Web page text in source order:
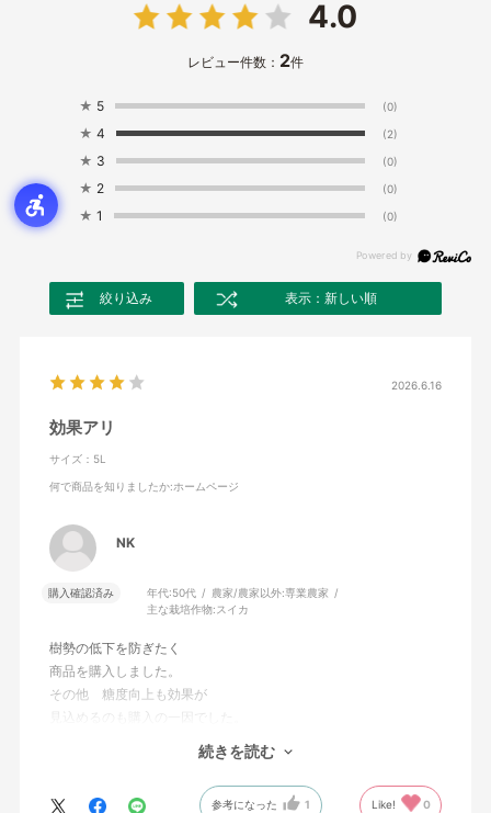
4.0
レビュー件数： 2件
★ 5 (0)
★ 4 (2)
★ 3 (0)
★ 2 (0)
★ 1 (0)
絞り込み 表示：新しい順
2026.6.16
効果アリ
サイズ：5L
何で商品を知りましたか:ホームページ
NK
購入確認済み 年代:50代 農家/農家以外:専業農家
主な栽培作物: スイカ
樹勢の低下を防ぎたく
商品を購入しました。
その他 糖度向上も効果が
見込めるのも購入の一因でした。
また 購入を考えていますNK
続きを読む
参考になった 1 Like! 0